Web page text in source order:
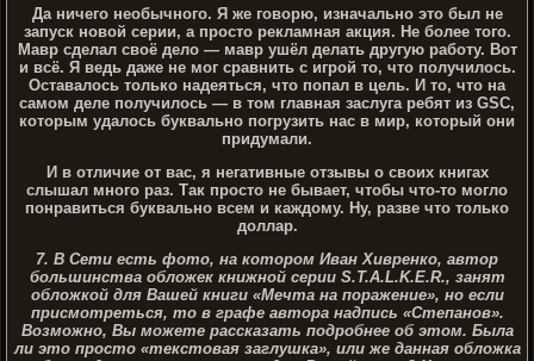
Да ничего необычного. Я же говорю, изначально это был не
запуск новой серии, а просто рекламная акция. Не более того.
Мавр сделал своё дело — мавр ушёл делать другую работу. Вот
и всё. Я ведь даже не мог сравнить с игрой то, что получилось.
Оставалось только надеяться, что попал в цель. И то, что на
самом деле получилось — в том главная заслуга ребят из GSC,
которым удалось буквально погрузить нас в мир, который они
придумали.
И в отличие от вас, я негативные отзывы о своих книгах
слышал много раз. Так просто не бывает, чтобы что-то могло
понравиться буквально всем и каждому. Ну, разве что только
доллар.
7. В Сети есть фото, на котором Иван Хивренко, автор
большинства обложек книжной серии S.T.A.L.K.E.R., занят
обложкой для Вашей книги «Мечта на поражение», но если
присмотреться, то в графе автора надпись «Степанов».
Возможно, Вы можете рассказать подробнее об этом. Была
ли это просто «текстовая заглушка», или же данная обложка